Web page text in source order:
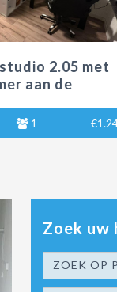
met
€1.249
in
JJ-
Zoek uw
ZOEK OP